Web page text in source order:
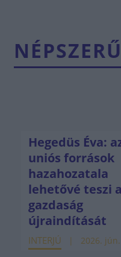
NÉPSZERŰ
Hegedüs Éva:
uniós források
hazahozatala
lehetővé teszi a
gazdaság
újraindítását
INTERJÚ 2026.